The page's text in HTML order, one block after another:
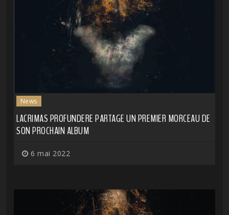
News
LACRIMAS PROFUNDERE PARTAGE UN PREMIER MORCEAU DE
SON PROCHAIN ALBUM
6 mai 2022